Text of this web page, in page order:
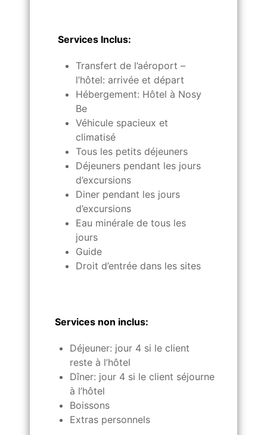
Services Inclus:
Transfert de l’aéroport –
l’hôtel: arrivée et départ
Hébergement: Hôtel à Nosy
Be
Véhicule spacieux et
climatisé
Tous les petits déjeuners
Déjeuners pendant les jours
d’excursions
Diner pendant les jours
d’excursions
Eau minérale de tous les
jours
Guide
Droit d’entrée dans les sites
Services non inclus:
Déjeuner: jour 4 si le client
reste à l’hôtel
Dîner: jour 4 si le client séjourne
à l’hôtel
Boissons
Extras personnels